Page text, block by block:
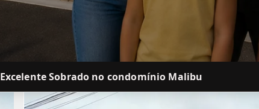
Excelente Sobrado no condomínio Malibu